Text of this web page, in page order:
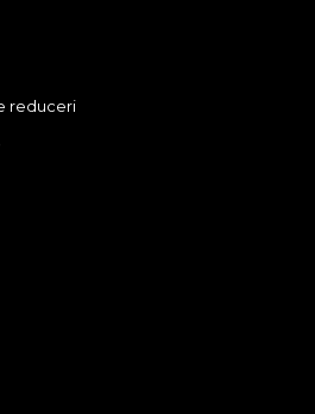
reduceri